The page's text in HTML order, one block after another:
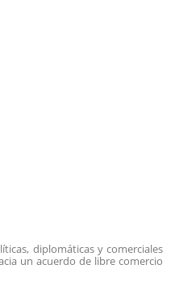
diplomáticas y comerciales
un acuerdo de libre comercio